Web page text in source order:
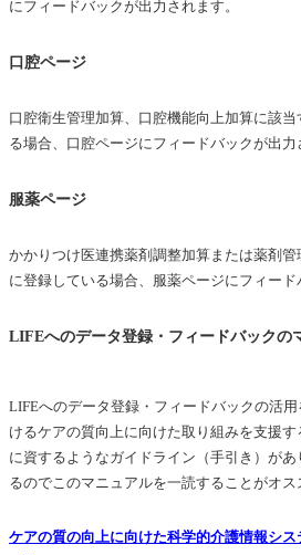
にフィードバックが出力されます。
口腔ページ
口腔衛生管理加算、口腔機能向上加算に該
る場合、口腔ページにフィードバックが出力
服薬ページ
かかりつけ医連携薬剤調整加算または薬剤
に登録している場合、服薬ページにフィード
LIFEへのデータ登録・フィードバックの
LIFEへのデータ登録・フィードバックの活
けるケアの質向上に向けた取り組みを支援
に資するようなガイドライン（手引き）が
るのでこのマニュアルを一読することがオス
ケアの質の向上に向けた科学的介護情報シ